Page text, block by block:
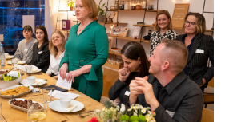
Programme
News